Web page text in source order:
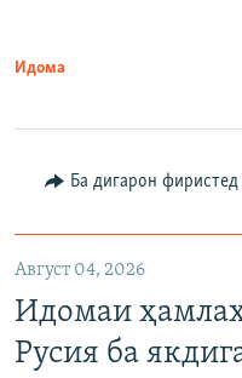
Идома
Ба дигарон фиристед
Август 04, 2026
Идомаи
Русия ба